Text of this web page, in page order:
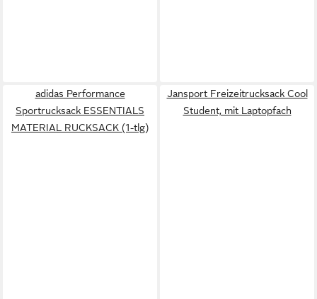
adidas Performance
Sportrucksack ESSENTIALS
MATERIAL RUCKSACK (1-tlg)
Jansport Freizeitrucksack Cool
Student, mit Laptopfach